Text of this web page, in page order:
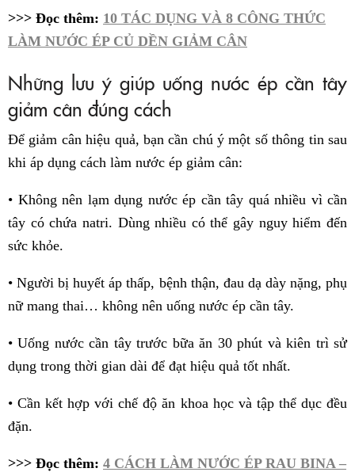
>>> Đọc thêm: 10 TÁC DỤNG VÀ 8 CÔNG THỨC
LÀM NƯỚC ÉP CỦ DỀN GIẢM CÂN
Những lưu ý giúp uống nước ép cần tây
giảm cân đúng cách
Để giảm cân hiệu quả, bạn cần chú ý một số thông tin sau
khi áp dụng cách làm nước ép giảm cân:
• Không nên lạm dụng nước ép cần tây quá nhiều vì cần
tây có chứa natri. Dùng nhiều có thể gây nguy hiểm đến
sức khỏe.
• Người bị huyết áp thấp, bệnh thận, đau dạ dày nặng, phụ
nữ mang thai… không nên uống nước ép cần tây.
• Uống nước cần tây trước bữa ăn 30 phút và kiên trì sử
dụng trong thời gian dài để đạt hiệu quả tốt nhất.
• Cần kết hợp với chế độ ăn khoa học và tập thể dục đều
đặn.
>>> Đọc thêm: 4 CÁCH LÀM NƯỚC ÉP RAU BINA –